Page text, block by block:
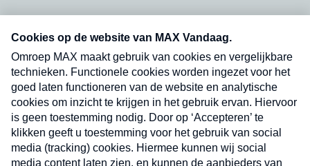
nieuwsbrief. Elke vrijdag- en dinsdagochtend in
uw mailbox.
Verzend